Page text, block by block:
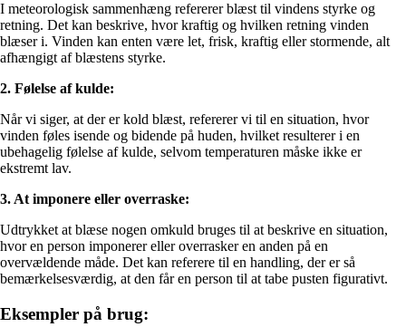
I meteorologisk sammenhæng refererer blæst til vindens styrke og
retning. Det kan beskrive, hvor kraftig og hvilken retning vinden
blæser i. Vinden kan enten være let, frisk, kraftig eller stormende, alt
afhængigt af blæstens styrke.
2. Følelse af kulde:
Når vi siger, at der er kold blæst, refererer vi til en situation, hvor
vinden føles isende og bidende på huden, hvilket resulterer i en
ubehagelig følelse af kulde, selvom temperaturen måske ikke er
ekstremt lav.
3. At imponere eller overraske:
Udtrykket at blæse nogen omkuld bruges til at beskrive en situation,
hvor en person imponerer eller overrasker en anden på en
overvældende måde. Det kan referere til en handling, der er så
bemærkelsesværdig, at den får en person til at tabe pusten figurativt.
Eksempler på brug: